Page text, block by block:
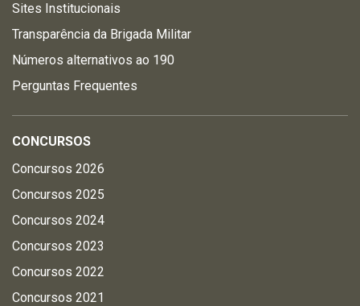
Sites Institucionais
Transparência da Brigada Militar
Números alternativos ao 190
Perguntas Frequentes
CONCURSOS
Concursos 2026
Concursos 2025
Concursos 2024
Concursos 2023
Concursos 2022
Concursos 2021